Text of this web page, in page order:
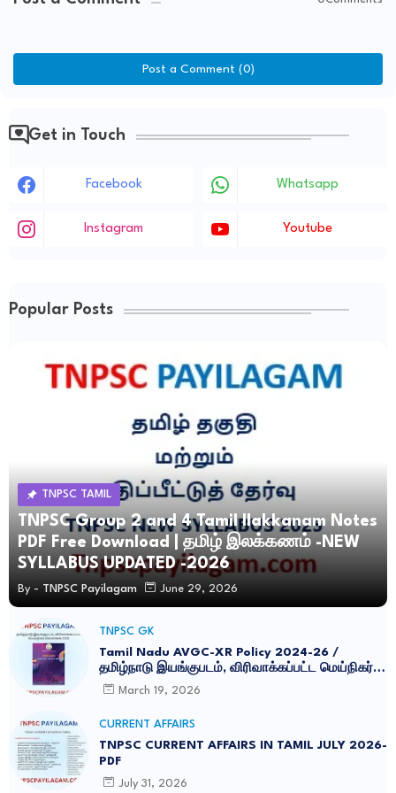
Post a Comment (0)
Get in Touch
Facebook Whatsapp
Instagram Youtube
Popular Posts
TNPSC TAMIL
TNPSC Group 2 and 4 Tamil Ilakkanam Notes
PDF Free Download | தமிழ் இலக்கணம் -NEW
SYLLABUS UPDATED -2026
By - TNPSC Payilagam June 29, 2026
TNPSC GK
Tamil Nadu AVGC-XR Policy 2024-26 /
தமிழ்நாடு இயங்குபடம், விரிவாக்கப்பட்ட மெய்நிகர்
கொள்கை 2026
March 19, 2026
CURRENT AFFAIRS
TNPSC CURRENT AFFAIRS IN TAMIL JULY 2026-
PDF
July 31, 2026